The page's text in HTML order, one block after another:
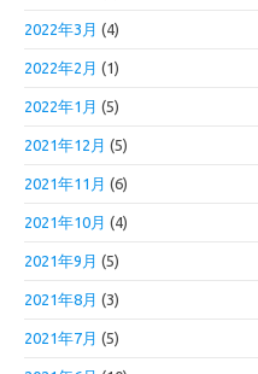
2022年3月 (4)
2022年2月 (1)
2022年1月 (5)
2021年12月 (5)
2021年11月 (6)
2021年10月 (4)
2021年9月 (5)
2021年8月 (3)
2021年7月 (5)